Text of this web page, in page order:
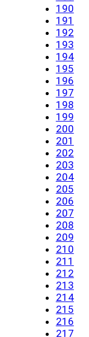
190
191
192
193
194
195
196
197
198
199
200
201
202
203
204
205
206
207
208
209
210
211
212
213
214
215
216
217